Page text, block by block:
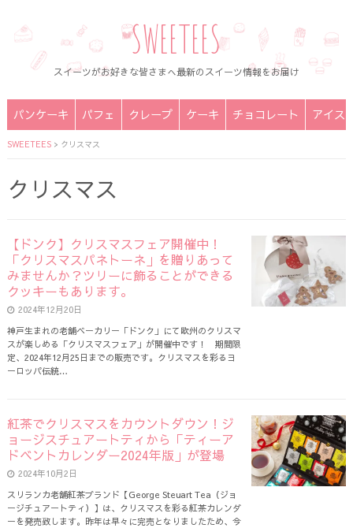
SWEETEES
スイーツがお好きな皆さまへ最新のスイーツ情報をお届け
パンケーキ パフェ クレープ ケーキ チョコレート アイス
SWEETEES> クリスマス
クリスマス
【ドンク】クリスマスフェア開催中！
「クリスマスパネトーネ」を贈りあって
みませんか？ツリーに飾ることができる
クッキーもあります。
2024年12月20日
神戸生まれの老舗ベーカリー「ドンク」にて欧州のクリスマ
スが楽しめる「クリスマスフェア」が開催中です！ 期間限
定、2024年12月25日までの販売です。クリスマスを彩るヨ
ーロッパ伝統…
紅茶でクリスマスをカウントダウン！ジ
ョージスチュアートティから「ティーア
ドベントカレンダー2024年版」が登場
2024年10月2日
スリランカ老舗紅茶ブランド【George Steuart Tea（ジョ
ージチュアートティ）】は、クリスマスを彩る紅茶カレンダ
ーを発売致します。昨年は早々に完売となりましたため、今